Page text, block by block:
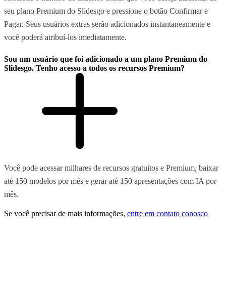
seu plano Premium do Slidesgo e pressione o botão Confirmar e
Pagar. Seus usuários extras serão adicionados instantaneamente e
você poderá atribuí-los imediatamente.
Sou um usuário que foi adicionado a um plano Premium do
Slidesgo. Tenho acesso a todos os recursos Premium?
Você pode acessar milhares de recursos gratuitos e Premium, baixar
até 150 modelos por mês e gerar até 150 apresentações com IA por
mês.
Se você precisar de mais informações, entre em contato conosco